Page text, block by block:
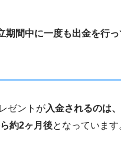
期間中に一度も出金を行
ゼントが入金されるのは
約2ヶ月後となっています